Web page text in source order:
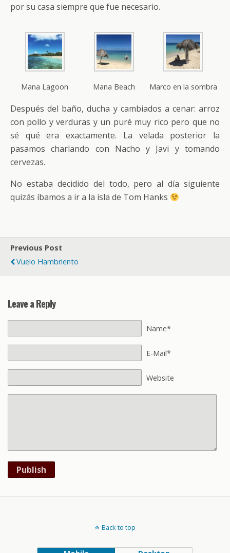
por su casa siempre que fue necesario.
Mana Lagoon Mana Beach Marco en la sombra
Después del baño, ducha y cambiados a cenar: arroz
con pollo y verduras y un puré muy rico pero que no
sé qué era exactamente. La velada posterior la
pasamos charlando con Nacho y Javi y tomando
cervezas.
No estaba decidido del todo, pero al día siguiente
quizás íbamos a ir a la isla de Tom Hanks
Previous Post
Vuelo Hambriento
Leave a Reply
Name*
E-Mail*
Website
Publish
Back to top